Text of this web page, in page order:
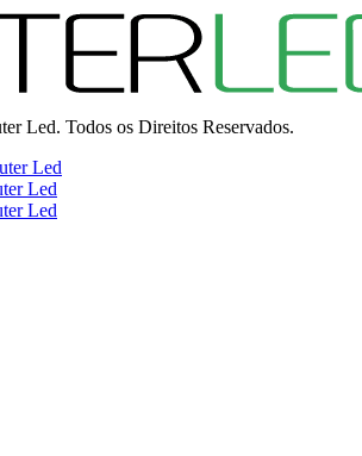
Led. Todos os Direitos Reservados.
Led
Led
Led